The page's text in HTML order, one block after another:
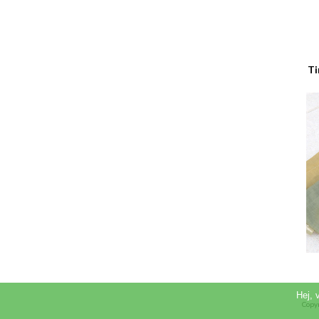
Hej,